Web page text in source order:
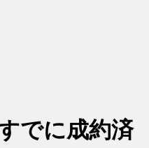
でに成約済